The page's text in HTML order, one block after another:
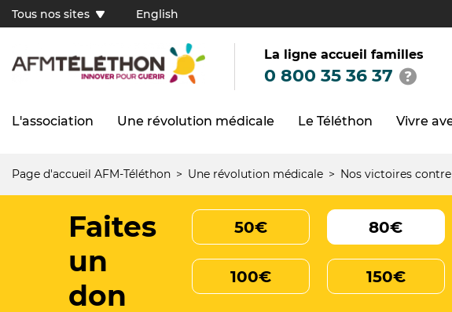
contenu
Tous
sites
(FR)
Tous nos sites English
La ligne accueil familles
0 800 35 36 37
Navigation
L'association Une révolution médicale Le Téléthon Vivre
Fil
d'Ariane
Page d'accueil AFM-Téléthon Une révolution médicale Nos victoires
Faites
un
don
50€ 80€
100€ 150€